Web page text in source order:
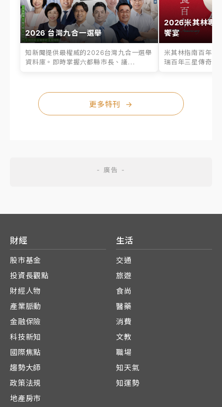
2026 台灣九合一選舉
知新聞提供最權威的2026台灣九合一選舉
資料庫。即時掌握六都縣市長、議...
2026米其林專
饗宴
米其林指南百年之
瑞百年三星傳奇、
更多特刊 →
財經
股市基金
投資長觀點
財經人物
產業脈動
金融保險
科技新知
國際焦點
趨勢大師
政策法規
地產房市
生活
交通
旅遊
食尚
醫藥
消費
文教
職場
知天氣
知運勢